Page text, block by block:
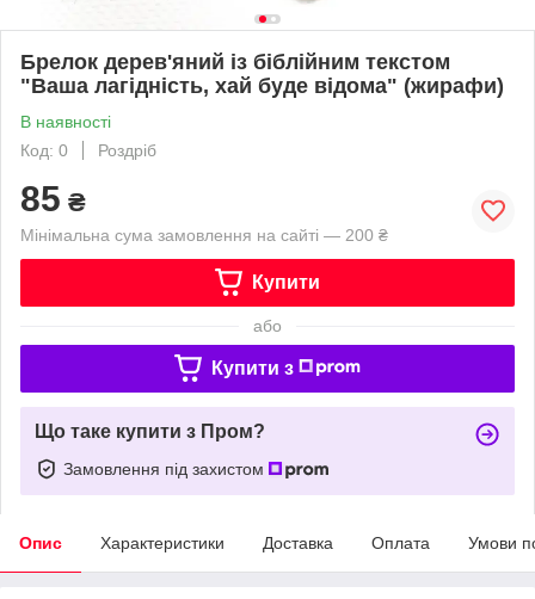
Брелок дерев'яний із біблійним текстом
"Ваша лагідність, хай буде відома" (жирафи)
В наявності
Код: 0
Роздріб
85 ₴
Мінімальна сума замовлення на сайті — 200 ₴
Купити
або
Купити з
Що таке купити з Пром?
Замовлення під захистом
Опис Характеристики Доставка Оплата Умови